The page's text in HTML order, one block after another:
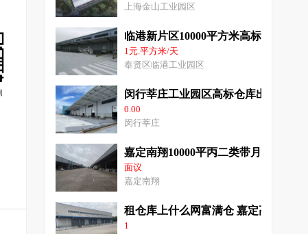
上海金山工业园区
临港新片区10000平方米高标准厂房
1元.平方米/天
奉贤区临港工业园区
闵行莘庄工业园区高标仓库出租4千
0.00
闵行莘庄
嘉定南翔10000平丙二类带月台雨棚
面议
嘉定南翔
租仓库上什么网富满仓 嘉定高平台仓
1